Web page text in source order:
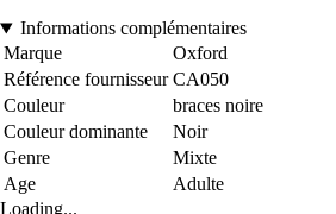
Informations complémentaires
Marque
Oxford
Référence fournisseur CA050
Couleur
braces noire
Couleur dominante
Noir
Genre
Mixte
Age
Adulte
Loading...